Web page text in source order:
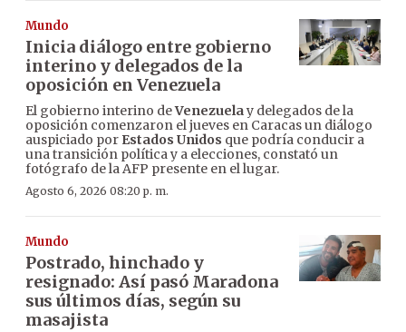
Mundo
Inicia diálogo entre gobierno
interino y delegados de la
oposición en Venezuela
El gobierno interino deVenezuelay delegados de la
oposición comenzaron el jueves en Caracas un diálogo
auspiciado por Estados Unidos que podría conducir a
una transición política y a elecciones, constató un
fotógrafo de la AFP presente en el lugar.
Agosto 6, 2026 08:20 p. m.
Mundo
Postrado, hinchado y
resignado: Así pasó Maradona
sus últimos días, según su
masajista